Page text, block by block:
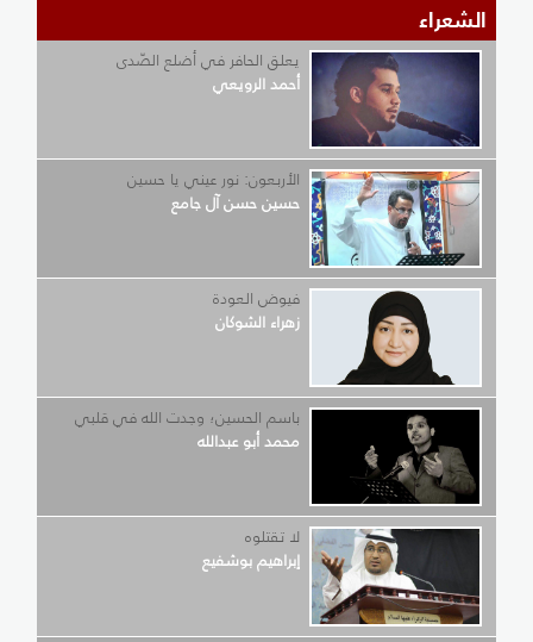
الشعراء
يعلق الحافر في أضلع الصّدى
أحمد الرويعي
الأربعون: نور عيني يا حسين
حسين حسن آل جامع
فيوض العودة
زهراء الشوكان
باسم الحسين؛ وجدت الله في قلبي
محمد أبو عبدالله
لا تقتلوه
إبراهيم بوشفيع